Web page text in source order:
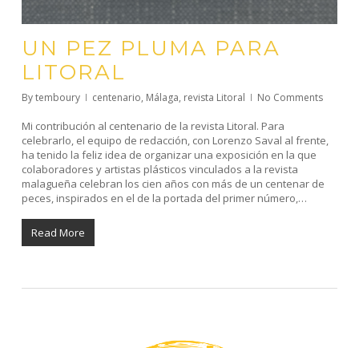
UN PEZ PLUMA PARA
LITORAL
Bytemboury centenario, Málaga, revista Litoral No Comments
Mi contribución al centenario de la revista Litoral. Para
celebrarlo, el equipo de redacción, con Lorenzo Saval al frente,
ha tenido la feliz idea de organizar una exposición en la que
colaboradores y artistas plásticos vinculados a la revista
malagueña celebran los cien años con más de un centenar de
peces, inspirados en el de la portada del primer número,…
Read More